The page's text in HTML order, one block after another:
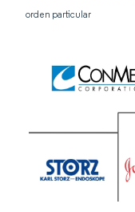
orden particular